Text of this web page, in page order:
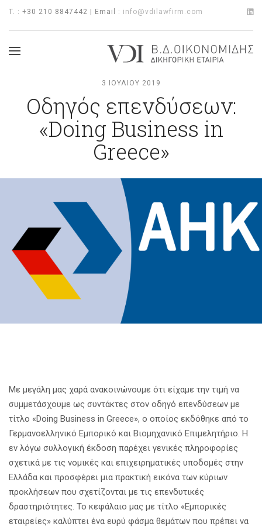
T. : +30 210 8847442 | Email : info@vdilawfirm.com
3 ΙΟΥΛΊΟΥ 2019
Οδηγός επενδύσεων:
«Doing Business in
Greece»
Με μεγάλη μας χαρά ανακοινώνουμε ότι είχαμε την τιμή να
συμμετάσχουμε ως συντάκτες στον οδηγό επενδύσεων με
τίτλο «Doing Business in Greece», ο οποίος εκδόθηκε από το
Γερμανοελληνικό Εμπορικό και Βιομηχανικό Επιμελητήριο. Η
εν λόγω συλλογική έκδοση παρέχει γενικές πληροφορίες
σχετικά με τις νομικές και επιχειρηματικές υποδομές στην
Ελλάδα και προσφέρει μια πρακτική εικόνα των κύριων
προκλήσεων που σχετίζονται με τις επενδυτικές
δραστηριότητες. Το κεφάλαιο μας με τίτλο «Εμπορικές
εταιρείες» καλύπτει ένα ευρύ φάσμα θεμάτων που πρέπει να